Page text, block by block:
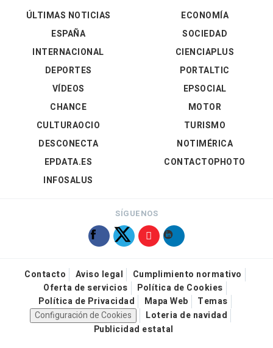
ÚLTIMAS NOTICIAS
ESPAÑA
INTERNACIONAL
DEPORTES
VÍDEOS
ECONOMÍA
SOCIEDAD
CIENCIAPLUS
PORTALTIC
EPSOCIAL
CHANCE
CULTURAOCIO
DESCONECTA
EPDATA.ES
INFOSALUS
MOTOR
TURISMO
NOTIMÉRICA
CONTACTOPHOTO
SÍGUENOS
Contacto Aviso legal
Cumplimiento normativo
Oferta de servicios
Política de Cookies
Política de Privacidad
Mapa Web
Temas
Configuración de Cookies
Loteria de navidad
Publicidad estatal